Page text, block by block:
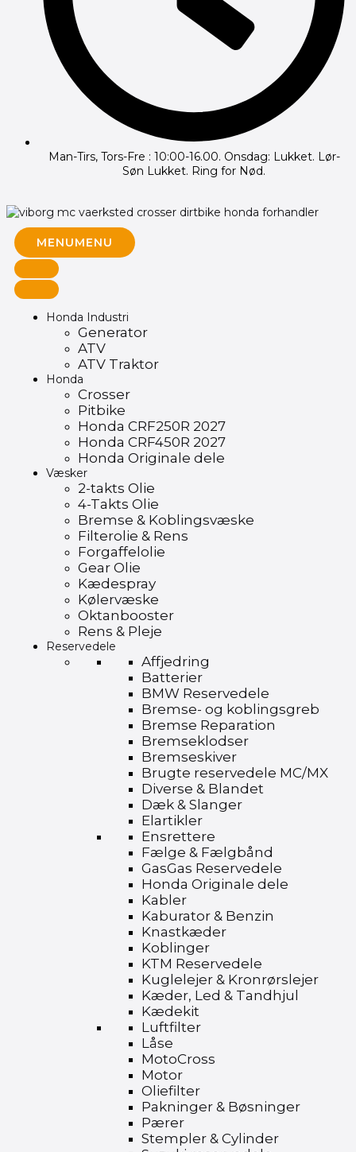
Man-Tirs, Tors-Fre : 10:00-16.00. Onsdag: Lukket. Lør-
Søn Lukket. Ring for Nød.
MENUMENU
Honda Industri
Generator
ATV
ATV Traktor
Honda
Crosser
Pitbike
Honda CRF250R 2027
Honda CRF450R 2027
Honda Originale dele
Væsker
2-takts Olie
4-Takts Olie
Bremse & Koblingsvæske
Filterolie & Rens
Forgaffelolie
Gear Olie
Kædespray
Kølervæske
Oktanbooster
Rens & Pleje
Reservedele
Affjedring
Batterier
BMW Reservedele
Bremse- og koblingsgreb
Bremse Reparation
Bremseklodser
Bremseskiver
Brugte reservedele MC/MX
Diverse & Blandet
Dæk & Slanger
Elartikler
Ensrettere
Fælge & Fælgbånd
GasGas Reservedele
Honda Originale dele
Kabler
Kaburator & Benzin
Knastkæder
Koblinger
KTM Reservedele
Kuglelejer & Kronrørslejer
Kæder, Led & Tandhjul
Kædekit
Luftfilter
Låse
MotoCross
Motor
Oliefilter
Pakninger & Bøsninger
Pærer
Stempler & Cylinder